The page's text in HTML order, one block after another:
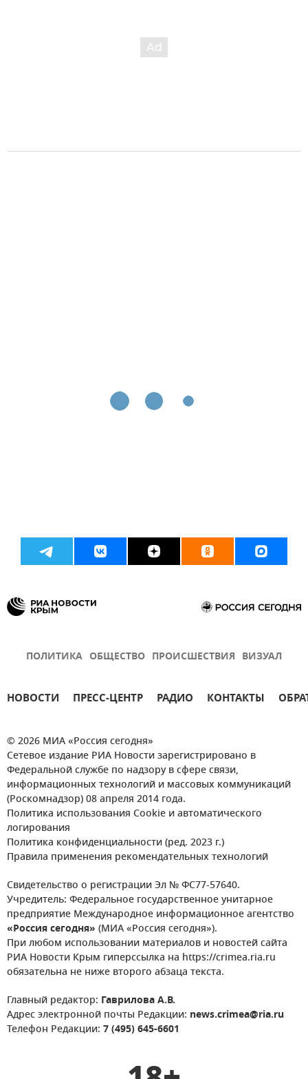
ПОЛИТИКА ОБЩЕСТВО ПРОИСШЕСТВИЯ ВИЗУАЛ
НОВОСТИ ПРЕСС-ЦЕНТР РАДИО КОНТАКТЫ
© 2026 МИА «Россия сегодня»
Сетевое издание РИА Новости зарегистрировано в
Федеральной службе по надзору в сфере связи,
информационных технологий и массовых коммуникаций
(Роскомнадзор) 08 апреля 2014 года.
Политика использования Cookie и автоматического
логирования
Политика конфиденциальности (ред. 2023 г.)
Правила применения рекомендательных технологий
Свидетельство о регистрации Эл № ФС77-57640.
Учредитель: Федеральное государственное унитарное
предприятие Международное информационное агентство
«Россия сегодня» (МИА «Россия сегодня»).
При любом использовании материалов и новостей сайта
РИА Новости Крым гиперссылка на https://crimea.ria.ru
обязательна не ниже второго абзаца текста.
Главный редактор: Гаврилова А.В.
Адрес электронной почты Редакции: news.crimea@ria.ru
Телефон Редакции: 7 (495) 645-6601